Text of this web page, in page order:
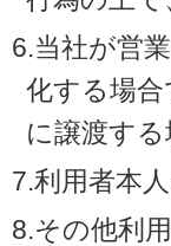
6.当社が営
化する場
に譲渡する
7.利用者本
8.その他利